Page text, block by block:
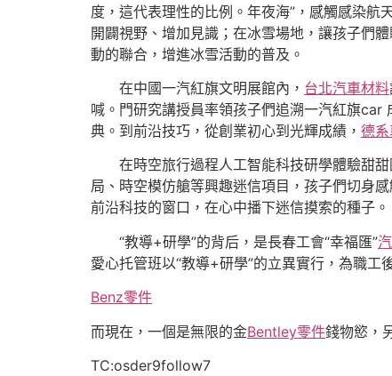
度，這代表理性的比例。年夜海”，感觸感染
開闢視野、增加見識；在冰雪場地，讓孩子們
動的聯合，增進冰雪活動的普及。
在中國一汽紅旗文明展館內， 台北汽車材料
喊。門研究講授員率領孩子們追溯一汽紅旗
典。到前沿技巧，從創業初心到光輝成績， 德
在時空旅行過程人工智能科技研學體驗甜
局、時空模仿艙等興趣迷信項目，孩子們切身
前沿科技的窗口，在心中播下迷信摸索的種子。
“教導+研學”的背后，是長春工會“幸福匯”
愛心托管班以“教導+研學”的立異實行，為職工
Benz零件
而現在，一個是無限的金Bentley零件錢物慾，
TC:osder9follow7